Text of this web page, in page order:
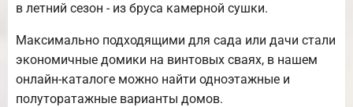
в летний сезон - из бруса камерной сушки.
Максимально подходящими для сада или дачи стали
экономичные домики на винтовых сваях, в нашем
онлайн-каталоге можно найти одноэтажные и
полуторатажные варианты домов.